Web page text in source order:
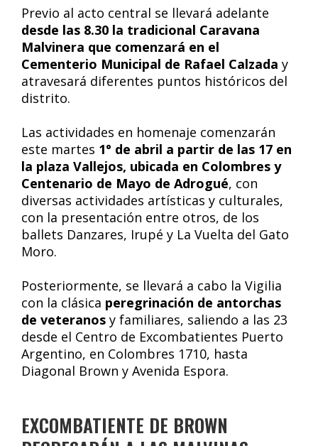
Previo al acto central se llevará adelante
desde las 8.30 la tradicional Caravana
Malvinera que comenzará en el
Cementerio Municipal de Rafael Calzada y
atravesará diferentes puntos históricos del
distrito.
Las actividades en homenaje comenzarán
este martes 1° de abril a partir de las 17 en
la plaza Vallejos, ubicada en Colombres y
Centenario de Mayo de Adrogué, con
diversas actividades artísticas y culturales,
con la presentación entre otros, de los
ballets Danzares, Irupé y La Vuelta del Gato
Moro.
Posteriormente, se llevará a cabo la Vigilia
con la clásica peregrinación de antorchas
de veteranos y familiares, saliendo a las 23
desde el Centro de Excombatientes Puerto
Argentino, en Colombres 1710, hasta
Diagonal Brown y Avenida Espora.
EXCOMBATIENTE DE BROWN